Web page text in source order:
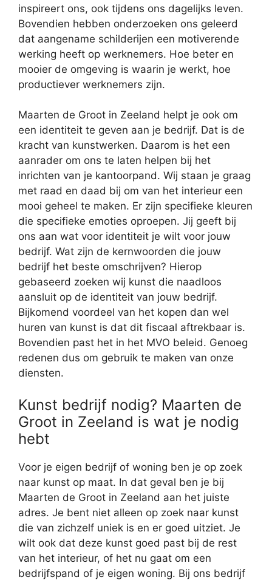
inspireert ons, ook tijdens ons dagelijks leven.
Bovendien hebben onderzoeken ons geleerd
dat aangename schilderijen een motiverende
werking heeft op werknemers. Hoe beter en
mooier de omgeving is waarin je werkt, hoe
productiever werknemers zijn.
Maarten de Groot in Zeeland helpt je ook om
een identiteit te geven aan je bedrijf. Dat is de
kracht van kunstwerken. Daarom is het een
aanrader om ons te laten helpen bij het
inrichten van je kantoorpand. Wij staan je graag
met raad en daad bij om van het interieur een
mooi geheel te maken. Er zijn specifieke kleuren
die specifieke emoties oproepen. Jij geeft bij
ons aan wat voor identiteit je wilt voor jouw
bedrijf. Wat zijn de kernwoorden die jouw
bedrijf het beste omschrijven? Hierop
gebaseerd zoeken wij kunst die naadloos
aansluit op de identiteit van jouw bedrijf.
Bijkomend voordeel van het kopen dan wel
huren van kunst is dat dit fiscaal aftrekbaar is.
Bovendien past het in het MVO beleid. Genoeg
redenen dus om gebruik te maken van onze
diensten.
Kunst bedrijf nodig? Maarten de
Groot in Zeeland is wat je nodig
hebt
Voor je eigen bedrijf of woning ben je op zoek
naar kunst op maat. In dat geval ben je bij
Maarten de Groot in Zeeland aan het juiste
adres. Je bent niet alleen op zoek naar kunst
die van zichzelf uniek is en er goed uitziet. Je
wilt ook dat deze kunst goed past bij de rest
van het interieur, of het nu gaat om een
bedrijfspand of je eigen woning. Bij ons bedrijf